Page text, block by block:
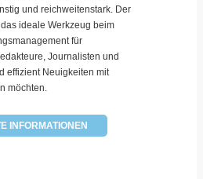
und reichweitenstark. Der
ideale Werkzeug beim
für
Journalisten und
effizient Neuigkeiten mit
möchten.
INFORMATIONEN